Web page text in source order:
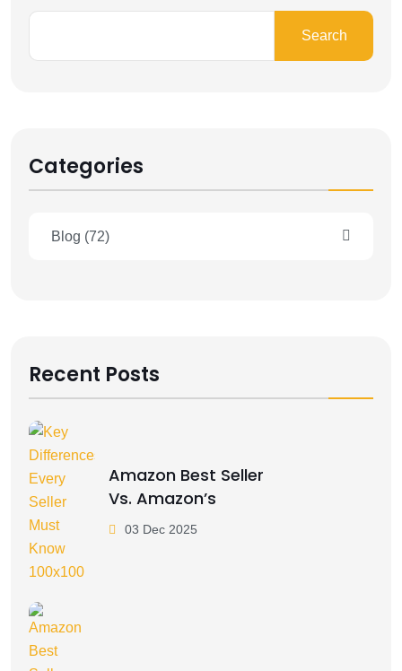
Search
Categories
Blog (72)
Recent Posts
Amazon Best Seller
Vs. Amazon’s
03 Dec 2025